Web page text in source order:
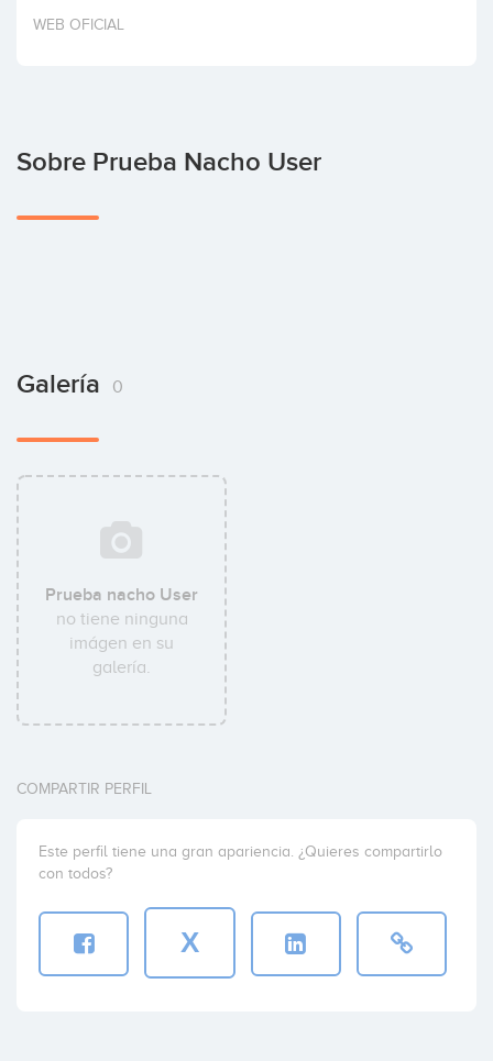
Invertir
WEB OFICIAL
Sobre Prueba Nacho User
Galería 0
Prueba nacho User
no tiene ninguna
imágen en su
galería.
COMPARTIR PERFIL
Este perfil tiene una gran apariencia. ¿Quieres compartirlo
con todos?
X